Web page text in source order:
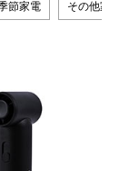
節家電 その他家電